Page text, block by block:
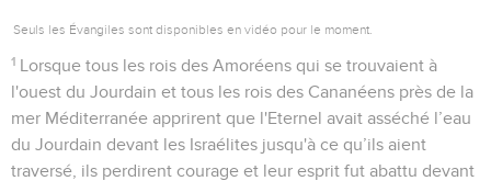
Seuls les Évangiles sont disponibles en vidéo pour le moment.
1 Lorsque tous les rois des Amoréens qui se trouvaient à
l'ouest du Jourdain et tous les rois des Cananéens près de la
mer Méditerranée apprirent que l'Eternel avait asséché l’eau
du Jourdain devant les Israélites jusqu'à ce qu’ils aient
traversé, ils perdirent courage et leur esprit fut abattu devant